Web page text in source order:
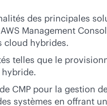
des principales
Management
cloud hybrides.
telles que le
CMP pour la gestion
systèmes en offrant